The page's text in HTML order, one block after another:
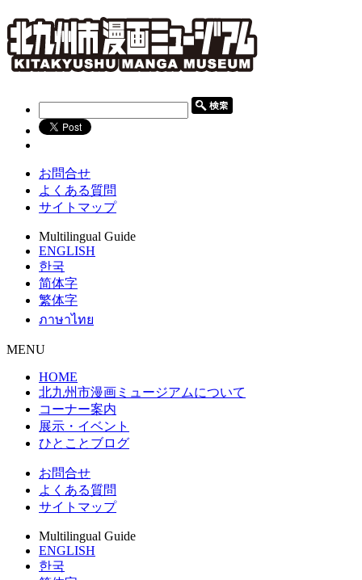
お問合せ
よくある質問
サイトマップ
Multilingual Guide
ENGLISH
한국
简体字
繁体字
ภาษาไทย
MENU
HOME
北九州市漫画ミュージアムについて
コーナー案内
展示・イベント
ひとことブログ
お問合せ
よくある質問
サイトマップ
Multilingual Guide
ENGLISH
한국